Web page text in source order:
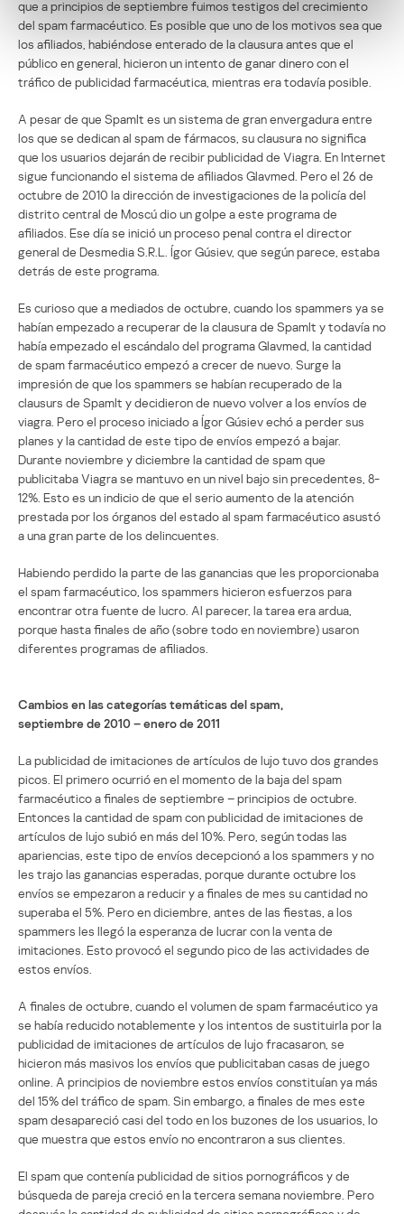
que a principios de septiembre fuimos testigos del crecimiento
del spam farmacéutico. Es posible que uno de los motivos sea que
los afiliados, habiéndose enterado de la clausura antes que el
público en general, hicieron un intento de ganar dinero con el
tráfico de publicidad farmacéutica, mientras era todavía posible.
A pesar de que SpamIt es un sistema de gran envergadura entre
los que se dedican al spam de fármacos, su clausura no significa
que los usuarios dejarán de recibir publicidad de Viagra. En Internet
sigue funcionando el sistema de afiliados Glavmed. Pero el 26 de
octubre de 2010 la dirección de investigaciones de la policía del
distrito central de Moscú dio un golpe a este programa de
afiliados. Ese día se inició un proceso penal contra el director
general de Desmedia S.R.L. Ígor Gúsiev, que según parece, estaba
detrás de este programa.
Es curioso que a mediados de octubre, cuando los spammers ya se
habían empezado a recuperar de la clausura de SpamIt y todavía no
había empezado el escándalo del programa Glavmed, la cantidad
de spam farmacéutico empezó a crecer de nuevo. Surge la
impresión de que los spammers se habían recuperado de la
clausurs de SpamIt y decidieron de nuevo volver a los envíos de
viagra. Pero el proceso iniciado a Ígor Gúsiev echó a perder sus
planes y la cantidad de este tipo de envíos empezó a bajar.
Durante noviembre y diciembre la cantidad de spam que
publicitaba Viagra se mantuvo en un nivel bajo sin precedentes, 8-
12%. Esto es un indicio de que el serio aumento de la atención
prestada por los órganos del estado al spam farmacéutico asustó
a una gran parte de los delincuentes.
Habiendo perdido la parte de las ganancias que les proporcionaba
el spam farmacéutico, los spammers hicieron esfuerzos para
encontrar otra fuente de lucro. Al parecer, la tarea era ardua,
porque hasta finales de año (sobre todo en noviembre) usaron
diferentes programas de afiliados.
Cambios en las categorías temáticas del spam,
septiembre de 2010 – enero de 2011
La publicidad de imitaciones de artículos de lujo tuvo dos grandes
picos. El primero ocurrió en el momento de la baja del spam
farmacéutico a finales de septiembre – principios de octubre.
Entonces la cantidad de spam con publicidad de imitaciones de
artículos de lujo subió en más del 10%. Pero, según todas las
apariencias, este tipo de envíos decepcionó a los spammers y no
les trajo las ganancias esperadas, porque durante octubre los
envíos se empezaron a reducir y a finales de mes su cantidad no
superaba el 5%. Pero en diciembre, antes de las fiestas, a los
spammers les llegó la esperanza de lucrar con la venta de
imitaciones. Esto provocó el segundo pico de las actividades de
estos envíos.
A finales de octubre, cuando el volumen de spam farmacéutico ya
se había reducido notablemente y los intentos de sustituirla por la
publicidad de imitaciones de artículos de lujo fracasaron, se
hicieron más masivos los envíos que publicitaban casas de juego
online. A principios de noviembre estos envíos constituían ya más
del 15% del tráfico de spam. Sin embargo, a finales de mes este
spam desapareció casi del todo en los buzones de los usuarios, lo
que muestra que estos envío no encontraron a sus clientes.
El spam que contenía publicidad de sitios pornográficos y de
búsqueda de pareja creció en la tercera semana noviembre. Pero